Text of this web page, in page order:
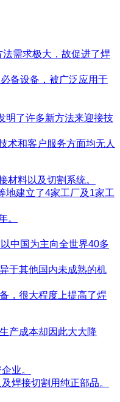
需求极大，故促进了焊
备设备，被广泛应用于
明了许多新方法来迎接技
术和客户服务方面均无人
料以及切割系统。
地建立了4家工厂及1家工
。
中国为主向全世界40多
于其他国内未成熟的机
，很大程度上提高了焊
产成本却因此大大降
业。
焊接切割用纯正部品。